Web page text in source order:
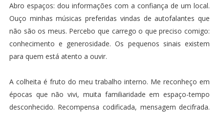
Abro espaços: dou informações com a confiança de um local.
Ouço minhas músicas preferidas vindas de autofalantes que
não são os meus. Percebo que carrego o que preciso comigo:
conhecimento e generosidade. Os pequenos sinais existem
para quem está atento a ouvir.
A colheita é fruto do meu trabalho interno. Me reconheço em
épocas que não vivi, muita familiaridade em espaço-tempo
desconhecido. Recompensa codificada, mensagem decifrada.